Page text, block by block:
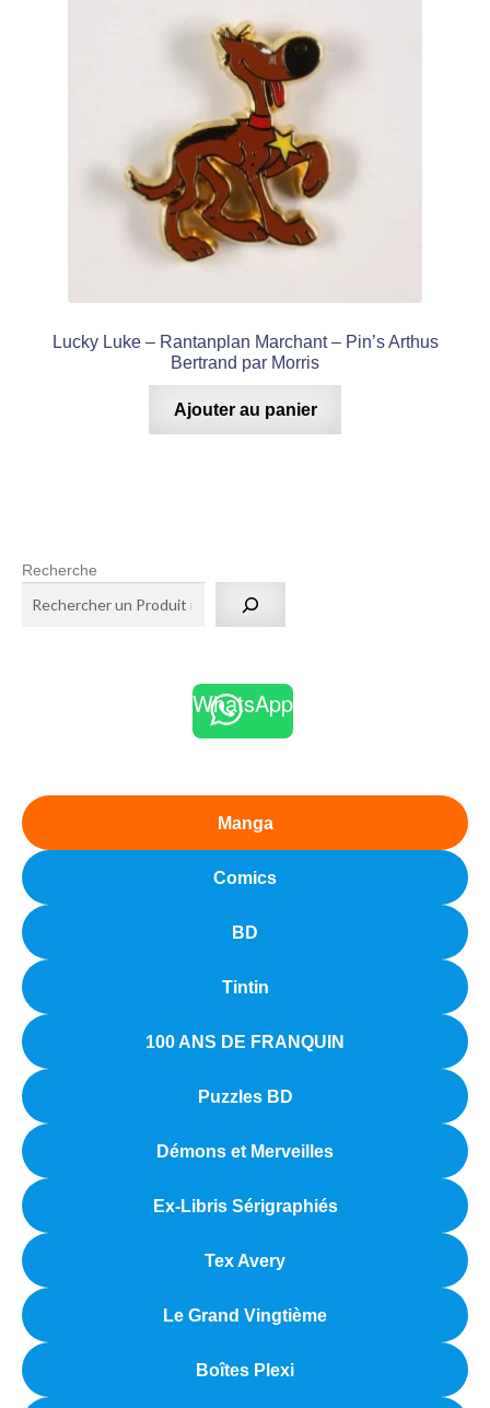
Lucky Luke – Rantanplan Marchant – Pin’s Arthus
Bertrand par Morris
Ajouter au panier
Recherche
WhatsApp
Manga
Comics
BD
Tintin
100 ANS DE FRANQUIN
Puzzles BD
Démons et Merveilles
Ex-Libris Sérigraphiés
Tex Avery
Le Grand Vingtième
Boîtes Plexi